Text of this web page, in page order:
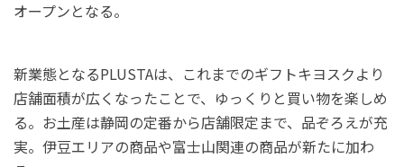
オープンとなる。
新業態となるPLUSTAは、これまでのギフトキヨスクより
店舗面積が広くなったことで、ゆっくりと買い物を楽しめ
る。お土産は静岡の定番から店舗限定まで、品ぞろえが充
実。伊豆エリアの商品や富士山関連の商品が新たに加わ